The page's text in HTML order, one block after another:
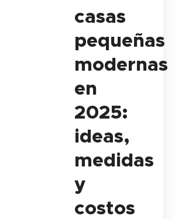
casas
pequeñas
modernas
en
2025:
ideas,
medidas
y
costos